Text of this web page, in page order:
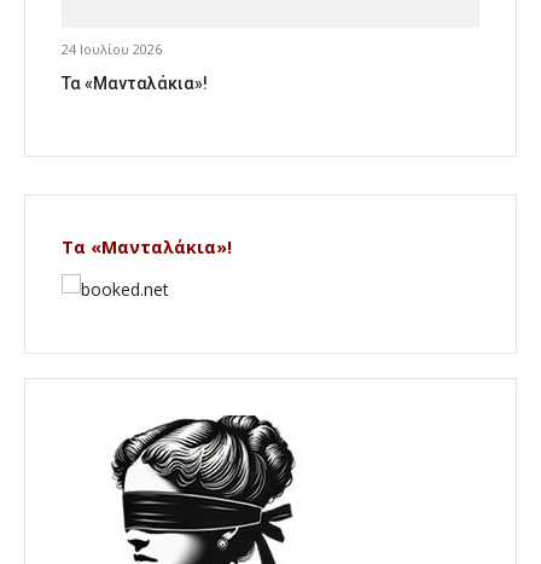
24 Ιουλίου 2026
Τα «Μανταλάκια»!
Τα «Μανταλάκια»!